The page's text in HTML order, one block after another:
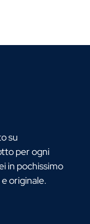
su
per ogni
in pochissimo
originale.